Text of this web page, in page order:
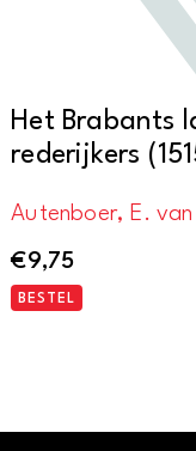
Het Brabants
rederijkers
Autenboer, E. van
€9,75
BESTEL